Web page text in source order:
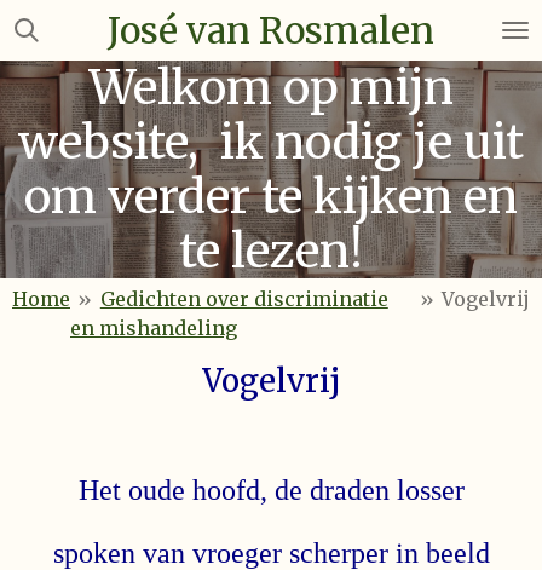
Ga
naar
de
hoofdinhoud
José van Rosmalen
Welkom op mijn
website, ik nodig je uit
om verder te kijken en
te lezen!
Home » Gedichten over discriminatie
en mishandeling
» Vogelvrij
Vogelvrij
Het oude hoofd, de draden losser
spoken van vroeger scherper in beeld